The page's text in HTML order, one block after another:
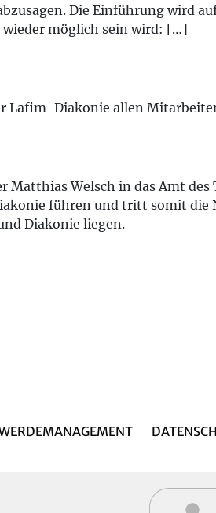
Die Einführung wird
wieder möglich sein wird: […]
Diakonie allen
Welsch in das Amt
führen und tritt somit die
Diakonie liegen.